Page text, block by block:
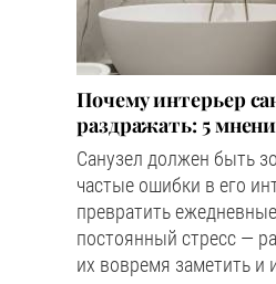
Почему интерьер
раздражать: 5
Санузел должен быть
частые ошибки в его
превратить
постоянный стресс —
их вовремя заметить и